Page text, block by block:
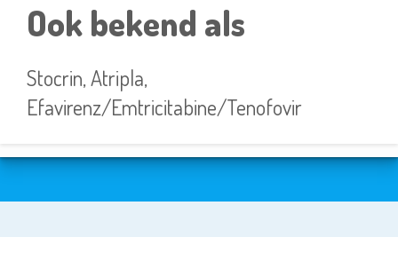
Ook bekend als
Stocrin, Atripla,
Efavirenz/Emtricitabine/Tenofovir